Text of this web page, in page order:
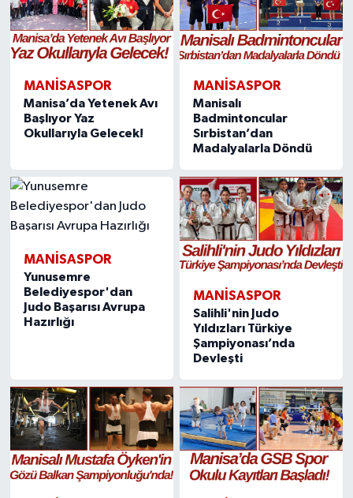
MANISASPOR
Manisa’da Yetenek Avı
Başlıyor Yaz
Okullarıyla Gelecek!
MANISASPOR
Manisalı
Badmintoncular
Sırbistan’dan
Madalyalarla Döndü
MANISASPOR
Yunusemre
Belediyespor'dan
Judo Başarısı Avrupa
Hazırlığı
MANISASPOR
Salihli'nin Judo
Yıldızları Türkiye
Şampiyonası’nda
Devleşti